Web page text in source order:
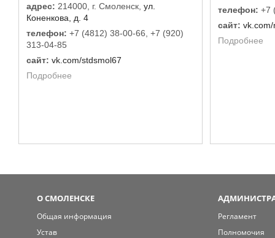
адрес: 214000, г. Смоленск, ул.
Коненкова, д. 4
телефон: +7 (4812) 38-00-66, +7 (920)
313-04-85
сайт: vk.com/stdsmol67
Подробнее
телефон: +7
сайт:
Подробнее
О СМОЛЕНСКЕ
Общая информация
Устав
Регламент
Полномочия